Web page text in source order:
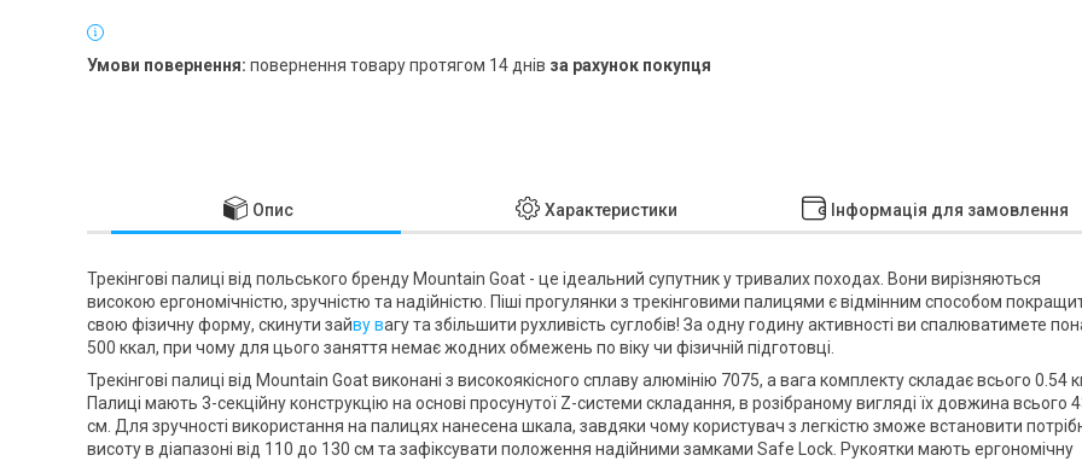
повернення товару протягом 14 днів за рахунок покупця
Опис Характеристики Інформація для замовлення
Трекінгові палиці від польського бренду Mountain Goat - це ідеальний супутник у тривалих походах. Вони вирізняються
високою ергономічністю, зручністю та надійністю. Піші прогулянки з трекінговими палицями є відмінним способом
свою фізичну форму, скинути зайву вагу та збільшити рухливість суглобів! За одну годину активності ви спалюватимете
500 ккал, при чому для цього заняття немає жодних обмежень по віку чи фізичній підготовці.
Трекінгові палиці від Mountain Goatвиконані з високоякісного сплаву алюмінію 7075, а вага комплекту складає всього 0.54
Палиці мають 3-секційну конструкцію на основі просунутої Z-системи складання, в розібраному вигляді їх довжина всього
см. Для зручності використання на палицях нанесена шкала, завдяки чому користувач з легкістю зможе встановити
висоту в діапазоні від 110 до 130 см та зафіксувати положення надійними замками Safe Lock. Рукоятки мають ергономічну